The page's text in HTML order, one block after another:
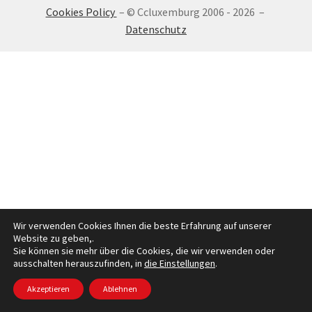
Cookies Policy – © Ccluxemburg 2006 - 2026 –
Datenschutz
Wir verwenden Cookies Ihnen die beste Erfahrung auf unserer
Website zu geben,.
Sie können sie mehr über die Cookies, die wir verwenden oder
ausschalten herauszufinden, in die Einstellungen.
Akzeptieren Ablehnen